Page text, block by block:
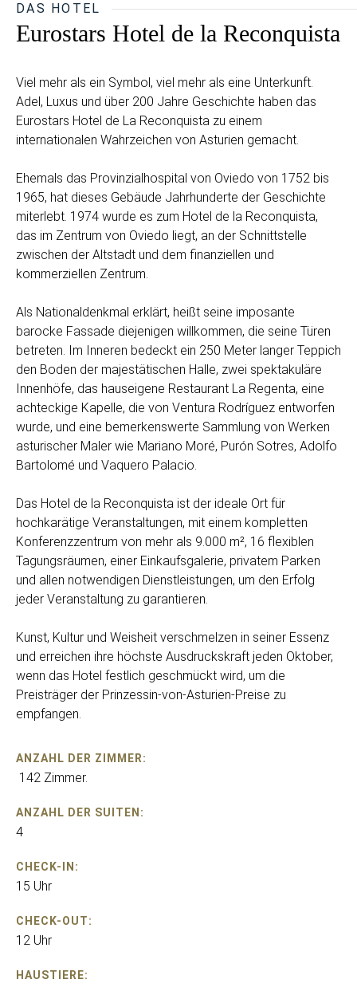
DAS HOTEL
Eurostars Hotel de la Reconquista
Viel mehr als ein Symbol, viel mehr als eine Unterkunft.
Adel, Luxus und über 200 Jahre Geschichte haben das
Eurostars Hotel de La Reconquista zu einem
internationalen Wahrzeichen von Asturien gemacht.
Ehemals das Provinzialhospital von Oviedo von 1752 bis
1965, hat dieses Gebäude Jahrhunderte der Geschichte
miterlebt. 1974 wurde es zum Hotel de la Reconquista,
das im Zentrum von Oviedo liegt, an der Schnittstelle
zwischen der Altstadt und dem finanziellen und
kommerziellen Zentrum.
Als Nationaldenkmal erklärt, heißt seine imposante
barocke Fassade diejenigen willkommen, die seine Türen
betreten. Im Inneren bedeckt ein 250 Meter langer Teppich
den Boden der majestätischen Halle, zwei spektakuläre
Innenhöfe, das hauseigene Restaurant La Regenta, eine
achteckige Kapelle, die von Ventura Rodríguez entworfen
wurde, und eine bemerkenswerte Sammlung von Werken
asturischer Maler wie Mariano Moré, Purón Sotres, Adolfo
Bartolomé und Vaquero Palacio.
Das Hotel de la Reconquista ist der ideale Ort für
hochkarätige Veranstaltungen, mit einem kompletten
Konferenzzentrum von mehr als 9.000 m², 16 flexiblen
Tagungsräumen, einer Einkaufsgalerie, privatem Parken
und allen notwendigen Dienstleistungen, um den Erfolg
jeder Veranstaltung zu garantieren.
Kunst, Kultur und Weisheit verschmelzen in seiner Essenz
und erreichen ihre höchste Ausdruckskraft jeden Oktober,
wenn das Hotel festlich geschmückt wird, um die
Preisträger der Prinzessin-von-Asturien-Preise zu
empfangen.
ANZAHL DER ZIMMER:
142 Zimmer.
ANZAHL DER SUITEN:
4
CHECK-IN:
15 Uhr
CHECK-OUT:
12 Uhr
HAUSTIERE: